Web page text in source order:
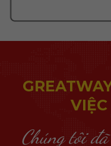
Chúng tôi